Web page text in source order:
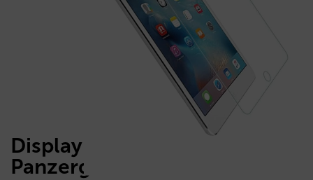
Display Schutzglas
Panzerglas 2.5D für Tablets